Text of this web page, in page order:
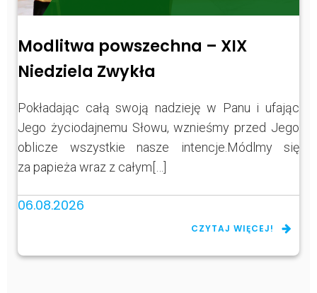
Modlitwa powszechna – XIX
Niedziela Zwykła
Pokładając całą swoją nadzieję w Panu i ufając
Jego życiodajnemu Słowu, wznieśmy przed Jego
oblicze wszystkie nasze intencje.Módlmy się
za papieża wraz z całym[…]
06.08.2026
CZYTAJ WIĘCEJ!